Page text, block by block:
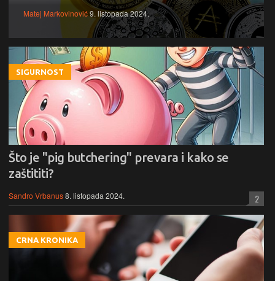
Matej Markovinović9. listopada 2024.
SIGURNOST
Što je "pig butchering" prevara i kako se
zaštititi?
Sandro Vrbanus8. listopada 2024. 2
CRNA KRONIKA